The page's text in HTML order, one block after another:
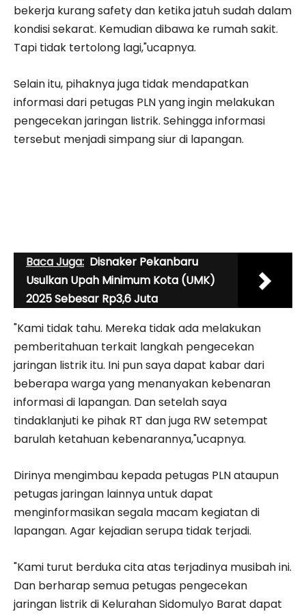
bekerja kurang safety dan ketika jatuh sudah dalam
kondisi sekarat. Kemudian dibawa ke rumah sakit.
Tapi tidak tertolong lagi,"ucapnya.
Selain itu, pihaknya juga tidak mendapatkan
informasi dari petugas PLN yang ingin melakukan
pengecekan jaringan listrik. Sehingga informasi
tersebut menjadi simpang siur di lapangan.
Baca Juga: Disnaker Pekanbaru
Usulkan Upah Minimum Kota (UMK)
2025 Sebesar Rp3,6 Juta
"Kami tidak tahu. Mereka tidak ada melakukan
pemberitahuan terkait langkah pengecekan
jaringan listrik itu. Ini pun saya dapat kabar dari
beberapa warga yang menanyakan kebenaran
informasi di lapangan. Dan setelah saya
tindaklanjuti ke pihak RT dan juga RW setempat
barulah ketahuan kebenarannya,"ucapnya.
Dirinya mengimbau kepada petugas PLN ataupun
petugas jaringan lainnya untuk dapat
menginformasikan segala macam kegiatan di
lapangan. Agar kejadian serupa tidak terjadi.
"Kami turut berduka cita atas terjadinya musibah ini.
Dan berharap semua petugas pengecekan
jaringan listrik di Kelurahan Sidomulyo Barat dapat